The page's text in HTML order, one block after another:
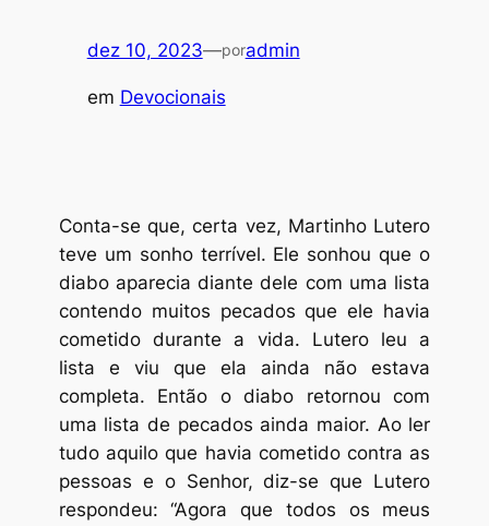
dez 10, 2023—poradmin
em Devocionais
Conta-se que, certa vez, Martinho Lutero
teve um sonho terrível. Ele sonhou que o
diabo aparecia diante dele com uma lista
contendo muitos pecados que ele havia
cometido durante a vida. Lutero leu a
lista e viu que ela ainda não estava
completa. Então o diabo retornou com
uma lista de pecados ainda maior. Ao ler
tudo aquilo que havia cometido contra as
pessoas e o Senhor, diz-se que Lutero
respondeu: “Agora que todos os meus